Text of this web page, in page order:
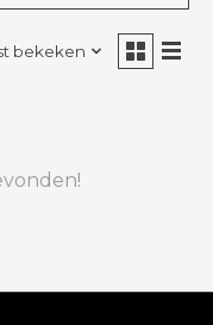
bekeken